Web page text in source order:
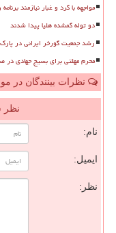
مواجهه با گرد و غبار نیازمند
دو توله گمشده هلیا پیدا شدند
رشد جمعیت گورخر ایرانی در پارک ملی کویر
محرم مهلتی برای بسیج جهادی در
نظرات بینندگان در
نظر
نام:
ایمیل:
نظر: